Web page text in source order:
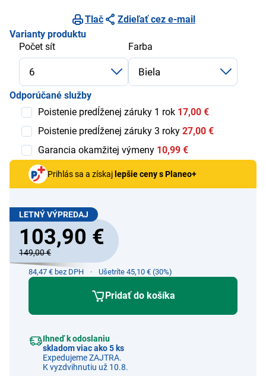
Tlač
Zdieľať cez e-mail
Varianty produktu
Počet sít
Farba
Odporúčané služby
Poistenie predĺženej záruky 1 rok 17,00 €
Poistenie predĺženej záruky 3 roky 27,00 €
Garancia okamžitej výmeny 10,99 €
Prihlás sa a získaj lepšie ceny s Planeo+
LETNÝ VÝPREDAJ
103,90 €
149,00 €
84,47 € bez DPH Ušetríte 45,10 € (30%)
Pridať do košíka
Ihneď k odoslaniu
skladom viac ako 5 ks
Expedujeme ZAJTRA.
K vyzdvihnutiu už 10.8.